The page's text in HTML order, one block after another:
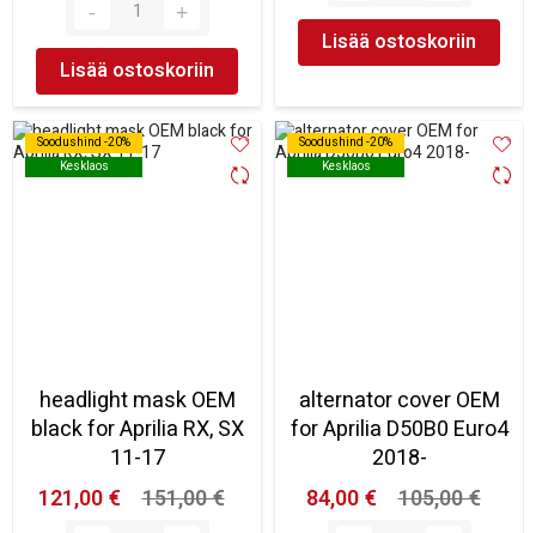
Lisää ostoskoriin
Lisää ostoskoriin
Soodushind -20%
Kesklaos
Soodushind -20%
Kesklaos
headlight mask OEM
black for Aprilia RX, SX
11-17
121,00 €
151,00 €
Soodushind -20%
Kesklaos
Soodushind -20%
Kesklaos
alternator cover OEM
for Aprilia D50B0 Euro4
2018-
84,00 €
105,00 €